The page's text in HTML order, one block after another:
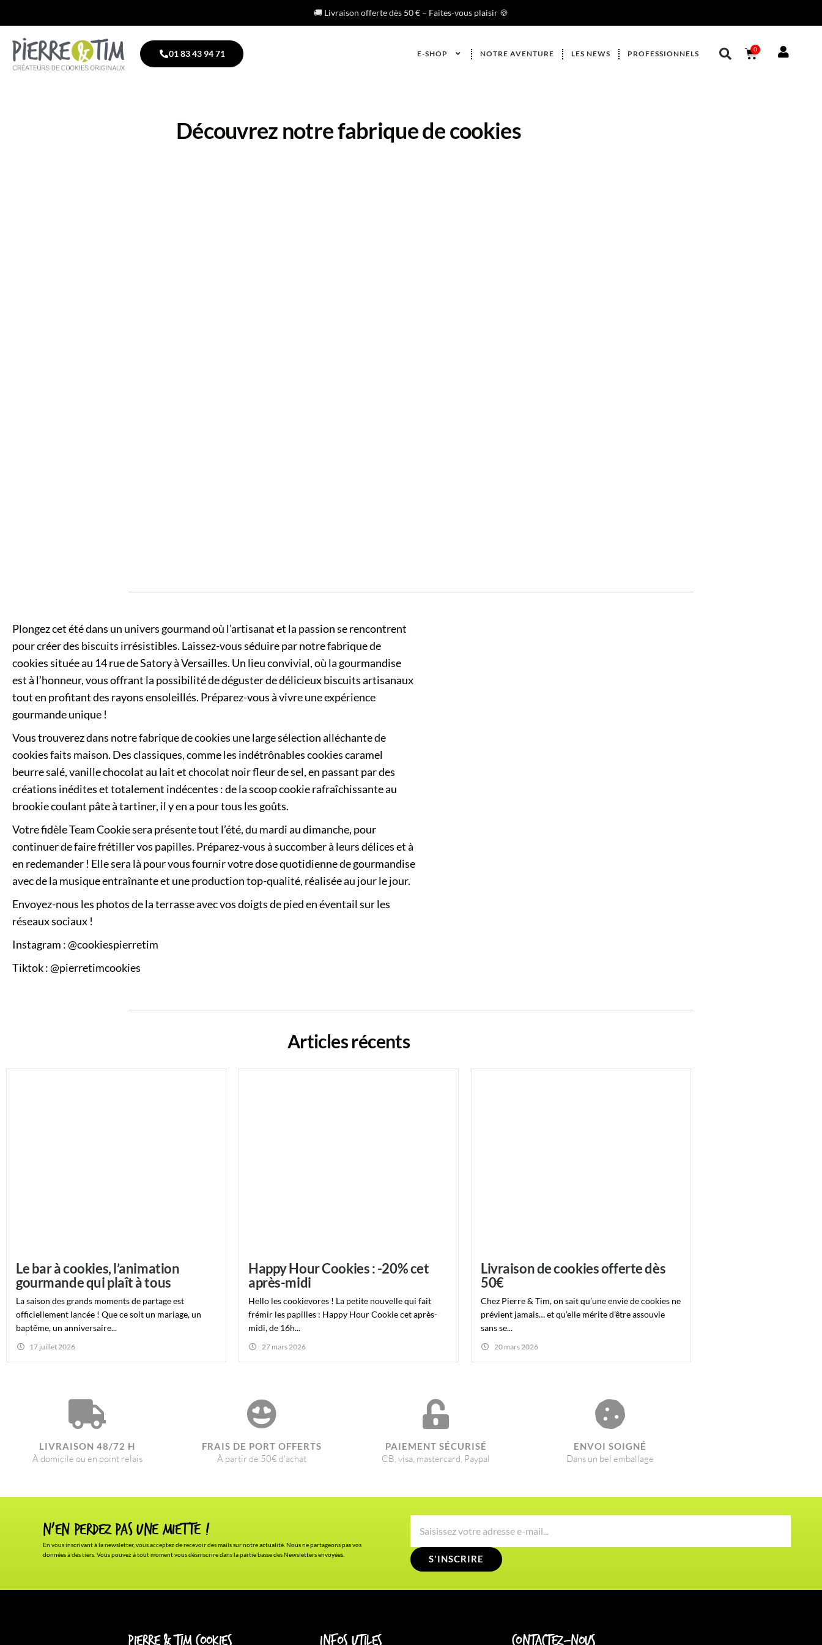
🚚 Livraison offerte dès 50 € – Faites-vous plaisir 🍪
01 83 43 94 71 E-SHOP NOTRE AVENTURE LES NEWS PROFESSIONNELS 0
Découvrez notre fabrique de cookies
Plongez cet été dans un univers gourmand où l’artisanat et la passion se rencontrent
pour créer des biscuits irrésistibles. Laissez-vous séduire par notre fabrique de
cookies située au 14 rue de Satory à Versailles. Un lieu convivial, où la gourmandise
est à l’honneur, vous offrant la possibilité de déguster de délicieux biscuits artisanaux
tout en profitant des rayons ensoleillés. Préparez-vous à vivre une expérience
gourmande unique !
Vous trouverez dans notre fabrique de cookies une large sélection alléchante de
cookies faits maison. Des classiques, comme les indétrônables cookies caramel
beurre salé, vanille chocolat au lait et chocolat noir fleur de sel, en passant par des
créations inédites et totalement indécentes : de la scoop cookie rafraîchissante au
brookie coulant pâte à tartiner, il y en a pour tous les goûts.
Votre fidèle Team Cookie sera présente tout l’été, du mardi au dimanche, pour
continuer de faire frétiller vos papilles. Préparez-vous à succomber à leurs délices et à
en redemander ! Elle sera là pour vous fournir votre dose quotidienne de gourmandise
avec de la musique entraînante et une production top-qualité, réalisée au jour le jour.
Envoyez-nous les photos de la terrasse avec vos doigts de pied en éventail sur les
réseaux sociaux !
Instagram : @cookiespierretim
Tiktok : @pierretimcookies
Articles récents
Le bar à cookies, l’animation
gourmande qui plaît à tous
La saison des grands moments de partage est
officiellement lancée ! Que ce soit un mariage, un
baptême, un anniversaire...
17 juillet 2026
Happy Hour Cookies : -20% cet
après-midi
Hello les cookievores ! La petite nouvelle qui fait
frémir les papilles : Happy Hour Cookie cet après-
midi, de 16h...
27 mars 2026
Livraison de cookies offerte dès
50€
Chez Pierre & Tim, on sait qu’une envie de cookies ne
prévient jamais… et qu’elle mérite d’être assouvie
sans se...
20 mars 2026
LIVRAISON 48/72 H
À domicile ou en point relais
FRAIS DE PORT OFFERTS
À partir de 50€ d'achat
PAIEMENT SÉCURISÉ
CB, visa, mastercard, Paypal
ENVOI SOIGNÉ​
Dans un bel emballage
N'en Perdez pas une miette !
En vous inscrivant à la newsletter, vous acceptez de recevoir des mails sur notre actualité. Nous ne partageons pas vos
données à des tiers. Vous pouvez à tout moment vous désinscrire dans la partie basse des Newsletters envoyées.
S'INSCRIRE
Pierre & Tim Cookies Infos utiles Contactez-nous